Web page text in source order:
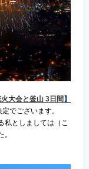
大会と釜山 3日間 】
でございます。
私としましては（こ